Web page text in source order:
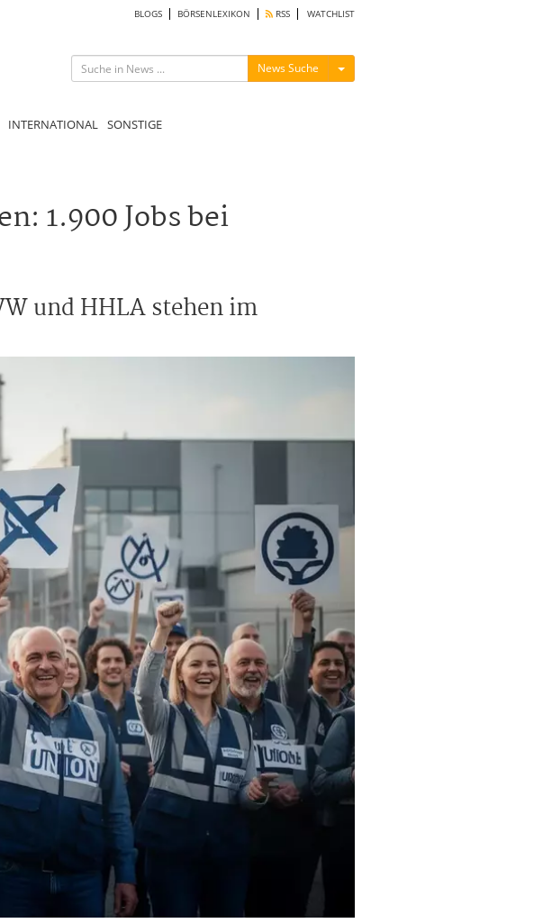
BLOGS BÖRSENLEXIKON RSS WATCHLIST
News Suche Menü ein-/ausblenden
INTERNATIONAL SONSTIGE
1.900 Jobs bei
und HHLA stehen im